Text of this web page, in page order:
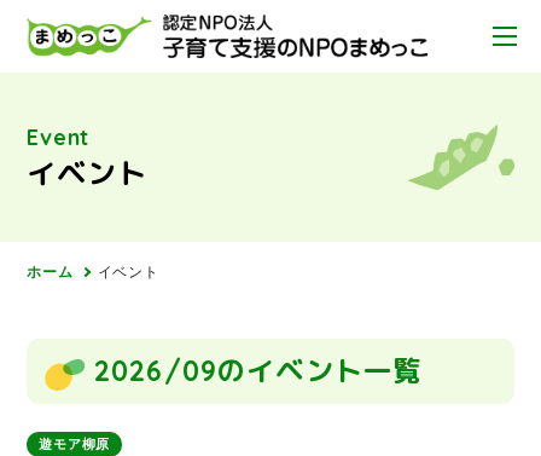
Event
イベント
ホーム イベント
2026/09のイベント一覧
遊モア柳原